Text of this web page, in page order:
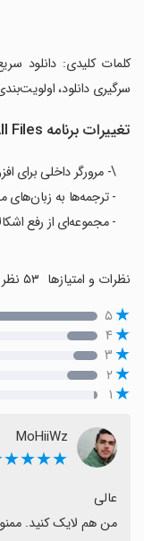
‏کلمات کلیدی: دانلود
سرگیری دانلود،
تغییرات برنامه Download All Files در نسخه جدید
\- مرورگر داخلی برای
- ترجمه‌ها به زبان‌های
- مجموعه‌ای از رفع
نظرات و امتیازها
۵
۴
۳
۲
۱
MoHiiWz
من هم لایک کنید.